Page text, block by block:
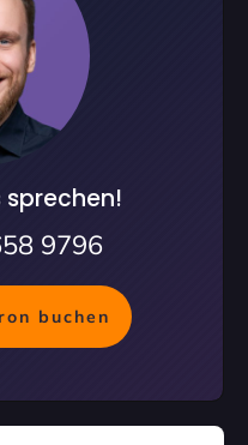
sprechen!
9796
buchen